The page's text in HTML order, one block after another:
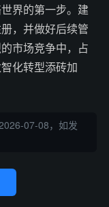
界的第一步。建
，并做好后续管
市场竞争中，占
化转型添砖加
07-08，如发